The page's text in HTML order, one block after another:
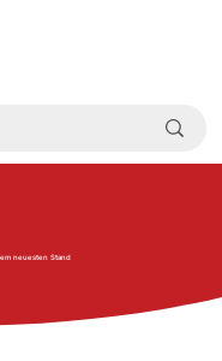
neuesten Stand